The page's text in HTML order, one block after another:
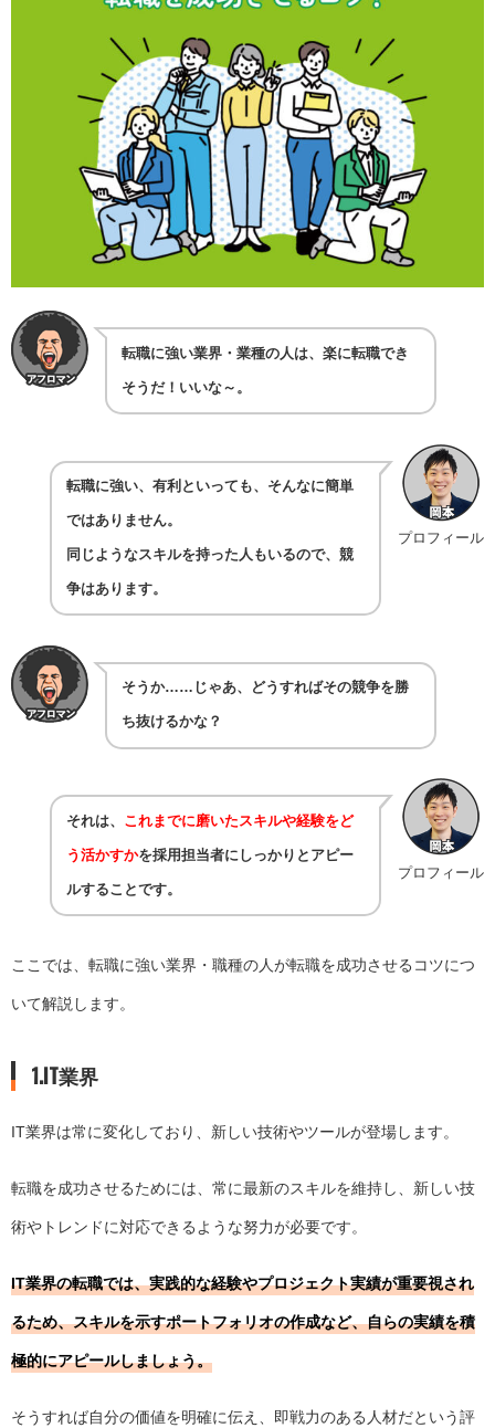
転職に強い業界・業種の人は、楽に転職でき
そうだ！いいな～。
プロフィール
転職に強い、有利といっても、そんなに簡単
ではありません。
同じようなスキルを持った人もいるので、競
争はあります。
そうか……じゃあ、どうすればその競争を勝
ち抜けるかな？
プロフィール
それは、 これまでに磨いたスキルや経験をど
う活かすかを採用担当者にしっかりとアピー
ルすることです。
ここでは、転職に強い業界・職種の人が転職を成功させるコツにつ
いて解説します。
1.IT業界
IT業界は常に変化しており、新しい技術やツールが登場します。
転職を成功させるためには、常に最新のスキルを維持し、新しい技
術やトレンドに対応できるような努力が必要です。
IT業界の転職では、実践的な経験やプロジェクト実績が重要視され
るため、スキルを示すポートフォリオの作成など、自らの実績を積
極的にアピールしましょう。
そうすれば自分の価値を明確に伝え、即戦力のある人材だという評